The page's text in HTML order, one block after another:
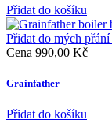
Přidat do košíku
Přidat do mých přání
Cena 990,00 Kč
Grainfather
Přidat do košíku